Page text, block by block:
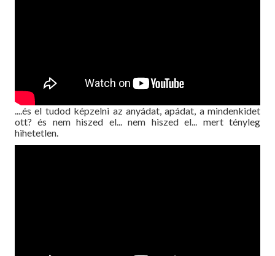
....és el tudod képzelni az anyádat, apádat, a mindenkidet
ott? és nem hiszed el... nem hiszed el... mert tényleg
hihetetlen.